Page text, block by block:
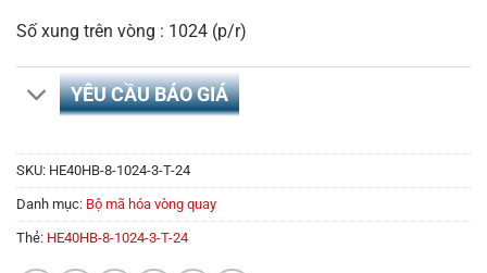
Số xung trên vòng : 1024 (p/r)
YÊU CẦU BÁO GIÁ
SKU: HE40HB-8-1024-3-T-24
Danh mục: Bộ mã hóa vòng quay
Thẻ: HE40HB-8-1024-3-T-24